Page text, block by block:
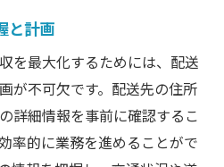
と計画
を最大化するためには、配送
が不可欠です。配送先の住所
詳細情報を事前に確認するこ
率的に業務を進めることがで